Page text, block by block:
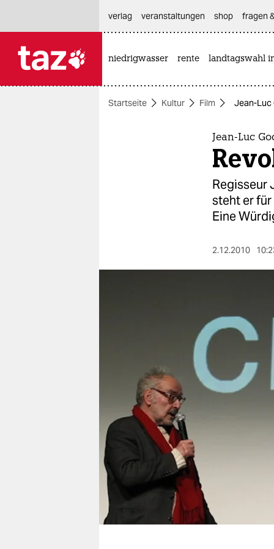
themen
veranstaltungen
shop
fragen & hilfe
unterstützen
abo
genossenschaft
verlag
veranstaltungen shop fragen
niedrigwasser rente landtagswahl
Startseite Kultur Film Jean-Luc
Jean-Luc
Regisseur
steht er
Eine
2.12.2010